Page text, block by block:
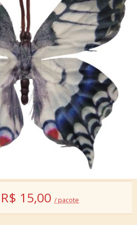
R$ 15,00 / pacote